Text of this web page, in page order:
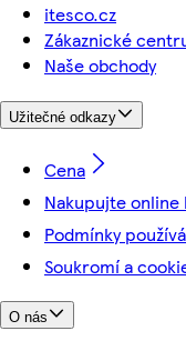
itesco.cz
Zákaznické
Naše obchody
Užitečné odkazy
Cena
Nakupujte online
Podmínky
Soukromí a
O nás